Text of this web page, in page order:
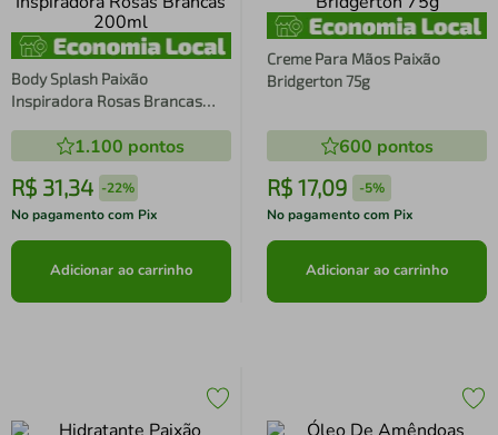
Body Splash Paixão
Inspiradora Rosas Brancas
1.100 pontos
R$ 31,34 -22%
No pagamento com Pix
Adicionar ao carrinho
Creme Para Mãos Paixão
Bridgerton 75g
600 pontos
R$ 17,09 -5%
No pagamento com Pix
Adicionar ao carrinho